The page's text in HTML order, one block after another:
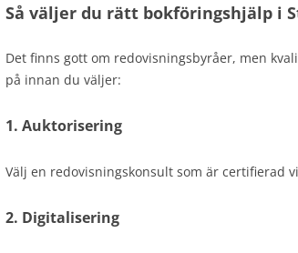
Så väljer du rätt bokföringshjälp i
Det finns gott om redovisningsbyråer, men
på innan du väljer:
1. Auktorisering
Välj en redovisningskonsult som är certifierad
2. Digitalisering